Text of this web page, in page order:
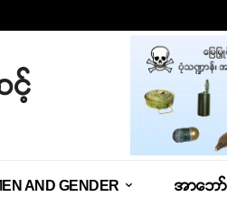
င့်
AND GENDER အာဘော်